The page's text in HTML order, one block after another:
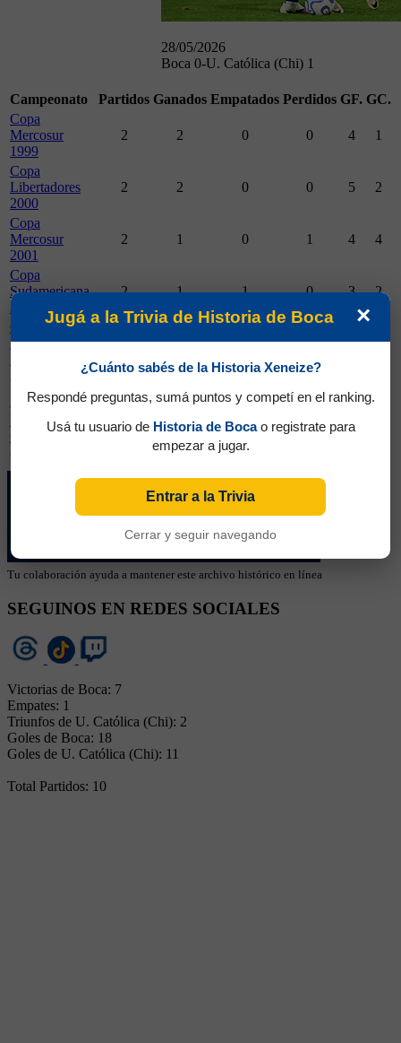
28/05/2026
Boca 0-U. Católica (Chi) 1
Campeonato Partidos Ganados Empatados Perdidos GF. GC.
Copa
Mercosur
1999
2 2 0 0 4 1
Copa
Libertadores
2000
2 2 0 0 5 2
Copa
Mercosur
2001
2 1 0 1 4 4
Copa
Sudamericana
2 1 1 0 3 2
Copa
Libertadores
2 1 0 1 2 2
Boca Juniors
5 3 1 1 8
6
Universidad
Católica
5 4 0 1 10
Tu colaboración ayuda a mantener este archivo histórico en línea
SEGUINOS EN REDES SOCIALES
Victorias de Boca: 7
Empates: 1
Triunfos de U. Católica (Chi): 2
Goles de Boca: 18
Goles de U. Católica (Chi): 11
Total Partidos: 10
×
Jugá a la Trivia de Historia de Boca
¿Cuánto sabés de la Historia Xeneize?
Respondé preguntas, sumá puntos y competí en el ranking.
Usá tu usuario de Historia de Bocao registrate para
empezar a jugar.
Entrar a la Trivia
Cerrar y seguir navegando